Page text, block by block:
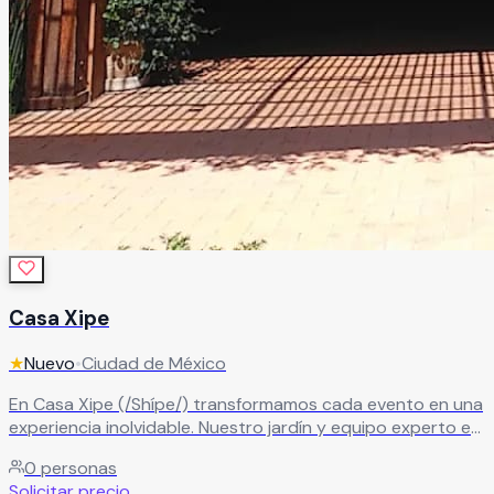
Casa Xipe
★Nuevo•Ciudad de México
En Casa Xipe (/Shípe/) transformamos cada evento en una
experiencia inolvidable. Nuestro jardín y equipo experto en
magia, cuidando cada detalle para sorprender a tus
0 personas